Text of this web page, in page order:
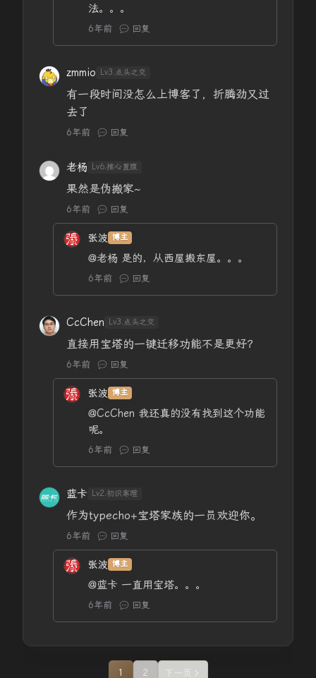
法。。。
6年前 回复
zmmio Lv3.点头之交
有一段时间没怎么上博客了，折腾劲又过
去了
6年前 回复
老杨 Lv6.推心置腹
果然是伪搬家~
6年前 回复
张波 博主
@老杨 是的，从西屋搬东屋。。。
6年前 回复
CcChen Lv3.点头之交
直接用宝塔的一键迁移功能不是更好？
6年前 回复
张波 博主
@CcChen 我还真的没有找到这个功能
呢。
6年前 回复
蓝卡 Lv2.初识寒暄
作为typecho+宝塔家族的一员欢迎你。
6年前 回复
张波 博主
@蓝卡 一直用宝塔。。。
6年前 回复
1 2 下一页